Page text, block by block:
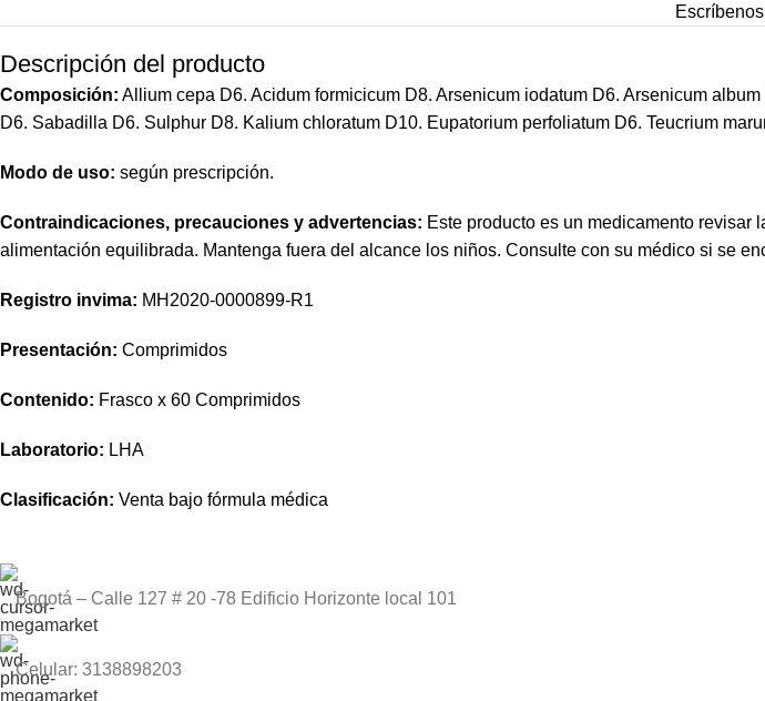
Descripción del producto
Composición: Allium cepa D6. Acidum formicicum D8. Arsenicum iodatum D6. Arsenicum album
D6. Sabadilla D6. Sulphur D8. Kalium chloratum D10. Eupatorium perfoliatum D6. Teucrium
Modo de uso: según prescripción.
Contraindicaciones, precauciones y advertencias: Este producto es un medicamento revisar
alimentación equilibrada. Mantenga fuera del alcance los niños. Consulte con su médico si se
Registro invima: MH2020-0000899-R1
Presentación: Comprimidos
Contenido: Frasco x 60 Comprimidos
Laboratorio: LHA
Clasificación: Venta bajo fórmula médica
Bogotá – Calle 127 # 20 -78 Edificio Horizonte local 101
Celular: 3138898203